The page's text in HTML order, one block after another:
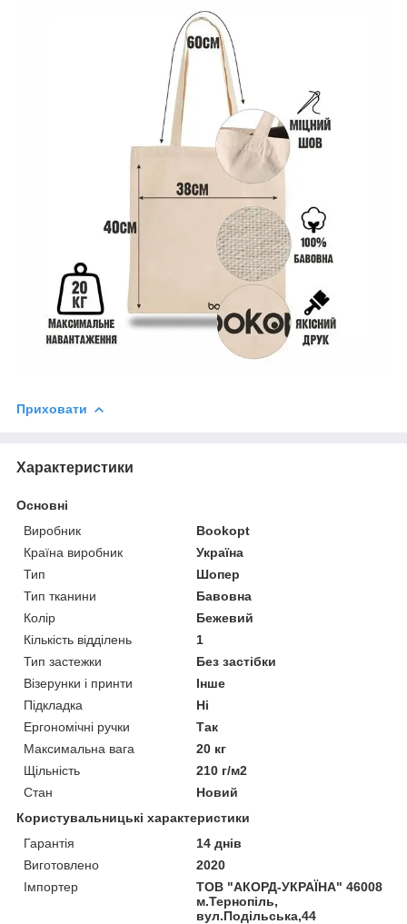
Приховати
Характеристики
Основні
Виробник
Bookopt
Країна виробник
Україна
Тип
Шопер
Тип тканини
Бавовна
Колір
Бежевий
Кількість відділень
1
Тип застежки
Без застібки
Візерунки і принти
Інше
Підкладка
Ні
Ергономічні ручки
Так
Максимальна вага
20 кг
Щільність
210 г/м2
Стан
Новий
Користувальницькі характеристики
Гарантія
14 днів
Виготовлено
2020
Імпортер
ТОВ "АКОРД-УКРАЇНА" 46008
м.Тернопіль,
вул.Подільська,44